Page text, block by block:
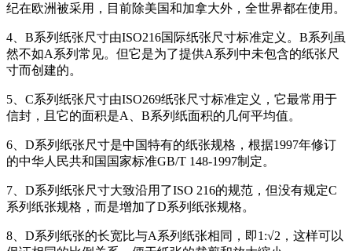
纪在欧洲被采用，目前除美国和加拿大外，全世界都在使用。
4、B系列纸张尺寸由ISO216国际纸张尺寸标准定义。B系列虽
然不如A系列常见。但它是为了提供A系列中未包含的纸张尺
寸而创建的。
5、C系列纸张尺寸由ISO269纸张尺寸标准定义，它最常用于
信封，且它的面积是A、B系列纸面积的几何平均值。
6、D系列纸张尺寸是中国特有的纸张规格，根据1997年修订
的中华人民共和国国家标准GB/T 148-1997制定。
7、D系列纸张尺寸大致沿用了ISO 216的规范，但没有规定C
系列纸张规格，而是增加了D系列纸张规格。
8、D系列纸张的长宽比与A系列纸张相同，即1:√2，这样可以